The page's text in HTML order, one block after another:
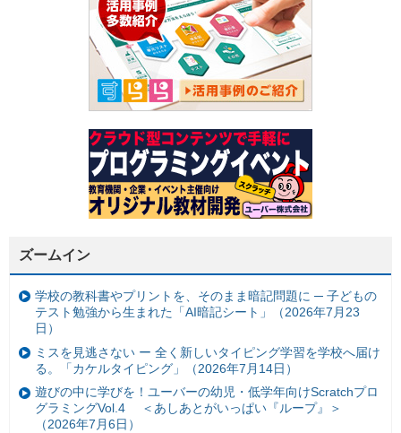
ズームイン
学校の教科書やプリントを、そのまま暗記問題に ─ 子どもの
テスト勉強から生まれた「AI暗記シート」（2026年7月23
日）
ミスを見逃さない ー 全く新しいタイピング学習を学校へ届け
る。「カケルタイピング」（2026年7月14日）
遊びの中に学びを！ユーバーの幼児・低学年向けScratchプロ
グラミングVol.4 ＜あしあとがいっぱい『ループ』＞
（2026年7月6日）